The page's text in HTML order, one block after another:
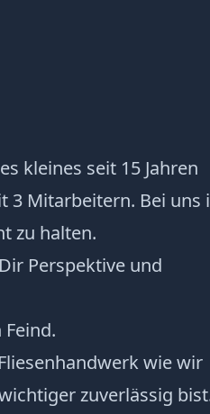
kleines seit 15 Jahren
3 Mitarbeitern. Bei uns
zu halten.
Perspektive und
wie wir
zuverlässig